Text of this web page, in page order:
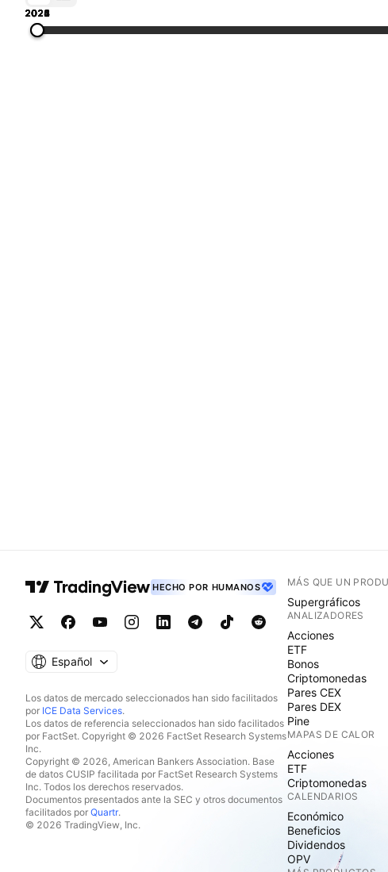
2021
2022
2023
2024
2025
2026
HECHO POR HUMANOS
Español
Los datos de mercado seleccionados han sido facilitados
por ICE Data Services.
Los datos de referencia seleccionados han sido facilitados
por FactSet. Copyright © 2026 FactSet Research Systems
Inc.
Copyright © 2026, American Bankers Association. Base
de datos CUSIP facilitada por FactSet Research Systems
Inc. Todos los derechos reservados.
Documentos presentados ante la SEC y otros documentos
facilitados por Quartr.
© 2026 TradingView, Inc.
MÁS QUE UN
Supergráficos
ANALIZADORES
Acciones
ETF
Bonos
Criptomonedas
Pares CEX
Pares DEX
Pine
MAPAS DE CALOR
Acciones
ETF
Criptomonedas
CALENDARIOS
Económico
Beneficios
Dividendos
OPV